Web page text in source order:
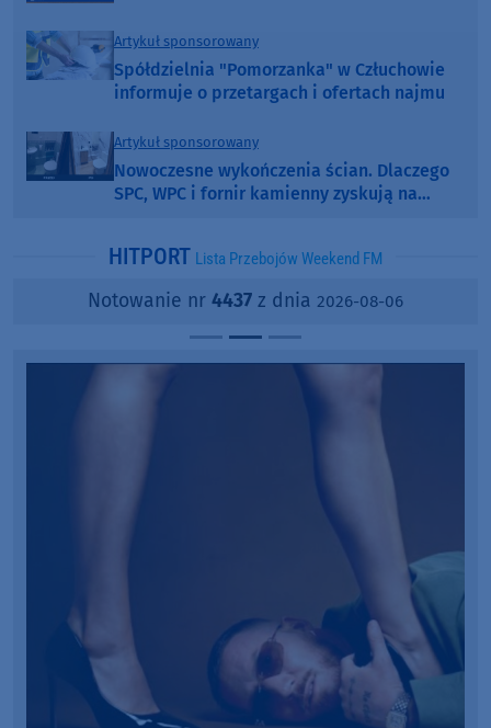
Artykuł sponsorowany
Spółdzielnia "Pomorzanka" w Człuchowie
informuje o przetargach i ofertach najmu
Artykuł sponsorowany
Nowoczesne wykończenia ścian. Dlaczego
SPC, WPC i fornir kamienny zyskują na
HITPORT Lista Przebojów Weekend FM
Notowanie nr 4437 z dnia 2026-08-06